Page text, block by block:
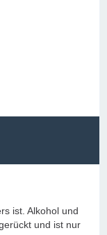
ist. Alkohol und
und ist nur